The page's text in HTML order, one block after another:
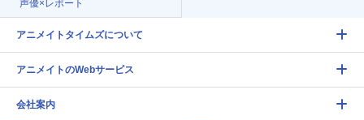
声優×レポート
アニメイトタイムズについて
アニメイトのWebサービス
会社案内